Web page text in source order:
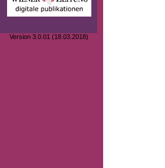
Version 3.0.01 (18.03.2018)